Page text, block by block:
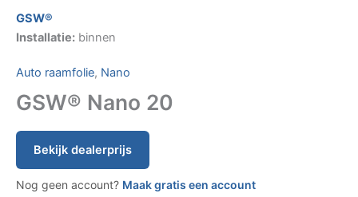
GSW®
Installatie: binnen
Auto raamfolie, Nano
GSW® Nano 20
Bekijk dealerprijs
Nog geen account? Maak gratis een account